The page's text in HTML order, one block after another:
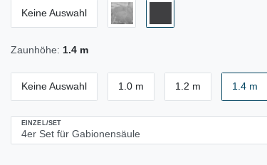
Keine Auswahl
Zaunhöhe: 1.4 m
Keine Auswahl 1.0 m 1.2 m 1.4 m
EINZEL/SET